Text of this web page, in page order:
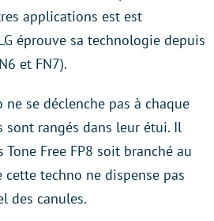
applications est est
éprouve sa technologie depuis
et FN7).
ne se déclenche pas à chaque
sont rangés dans leur étui. Il
Free FP8 soit branché au
techno ne dispense pas
des canules.